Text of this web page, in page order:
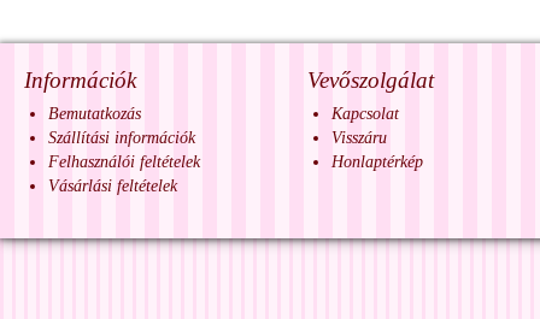
Információk
Bemutatkozás
Szállítási információk
Felhasználói feltételek
Vásárlási feltételek
Vevőszolgálat
Kapcsolat
Visszáru
Honlaptérkép